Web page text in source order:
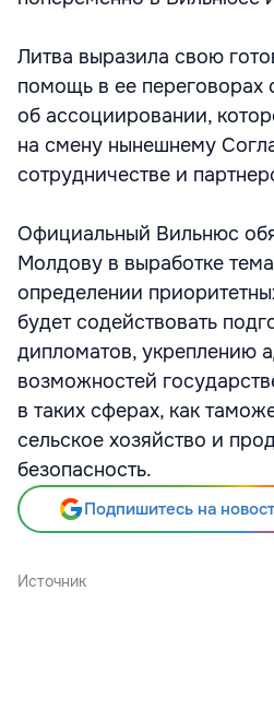
Литва выразила свою
помощь в ее
об ассоциировании,
на смену нынешнему
сотрудничестве и
Официальный Вильнюс
Молдову в выработке
определении
будет содействовать
дипломатов, укреплению
возможностей
в таких сферах, как
сельское хозяйство и
безопасность.
Подпишитесь на
Источник